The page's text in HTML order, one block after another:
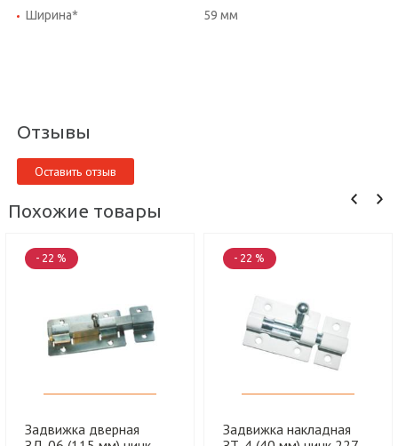
Ширина* 59 мм
Отзывы
Оставить отзыв
Похожие товары
- 22 %
Задвижка дверная
- 22 %
Задвижка накладная